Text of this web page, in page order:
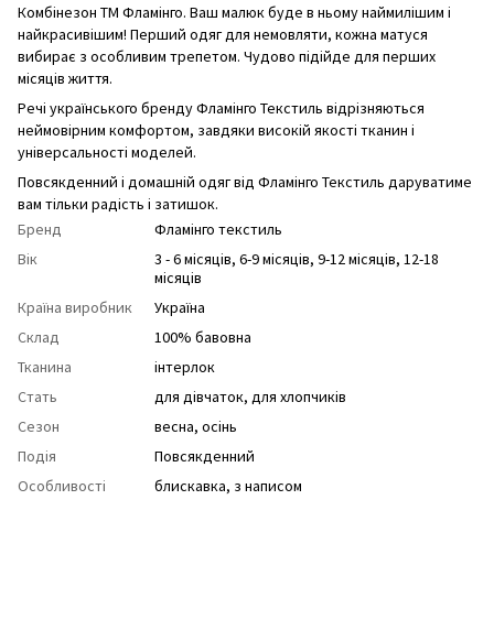
Комбінезон ТМ Фламінго. Ваш малюк буде в ньому наймилішим і
найкрасивішим! Перший одяг для немовляти, кожна матуся
вибирає з особливим трепетом. Чудово підійде для перших
місяців життя.
Речі українського бренду Фламінго Текстиль відрізняються
неймовірним комфортом, завдяки високій якості тканин і
універсальності моделей.
Повсякденний і домашній одяг від Фламінго Текстиль даруватиме
вам тільки радість і затишок.
Бренд
Фламінго текстиль
Вік
3 - 6 місяців, 6-9 місяців, 9-12 місяців, 12-18
місяців
Країна виробник
Україна
Склад
100% бавовна
Тканина
інтерлок
Стать
для дівчаток, для хлопчиків
Сезон
весна, осінь
Подія
Повсякденний
Особливості
блискавка, з написом